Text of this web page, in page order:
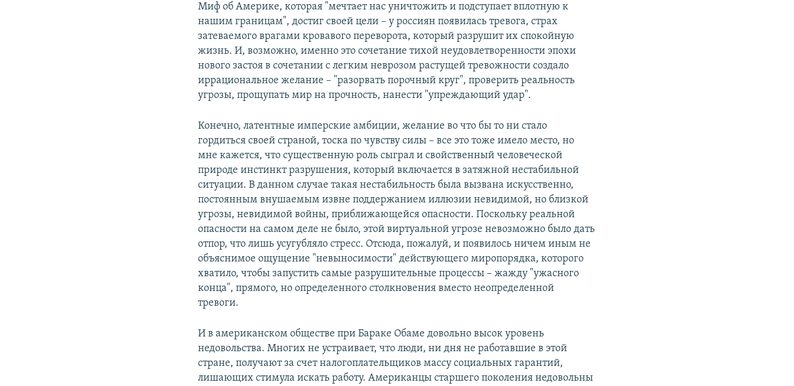
Миф об Америке, которая "мечтает нас уничтожить и подступает вплотную к
нашим границам", достиг своей цели – у россиян появилась тревога, страх
затеваемого врагами кровавого переворота, который разрушит их спокойную
жизнь. И, возможно, именно это сочетание тихой неудовлетворенности эпохи
нового застоя в сочетании с легким неврозом растущей тревожности создало
иррациональное желание – "разорвать порочный круг", проверить реальность
угрозы, прощупать мир на прочность, нанести "упреждающий удар".
Конечно, латентные имперские амбиции, желание во что бы то ни стало
гордиться своей страной, тоска по чувству силы – все это тоже имело место, но
мне кажется, что существенную роль сыграл и свойственный человеческой
природе инстинкт разрушения, который включается в затяжной нестабильной
ситуации. В данном случае такая нестабильность была вызвана искусственно,
постоянным внушаемым извне поддержанием иллюзии невидимой, но близкой
угрозы, невидимой войны, приближающейся опасности. Поскольку реальной
опасности на самом деле не было, этой виртуальной угрозе невозможно было дать
отпор, что лишь усугубляло стресс. Отсюда, пожалуй, и появилось ничем иным не
объяснимое ощущение "невыносимости" действующего миропорядка, которого
хватило, чтобы запустить самые разрушительные процессы – жажду "ужасного
конца", прямого, но определенного столкновения вместо неопределенной
тревоги.
И в американском обществе при Бараке Обаме довольно высок уровень
недовольства. Многих не устраивает, что люди, ни дня не работавшие в этой
стране, получают за счет налогоплательщиков массу социальных гарантий,
лишающих стимула искать работу. Американцы старшего поколения недовольны